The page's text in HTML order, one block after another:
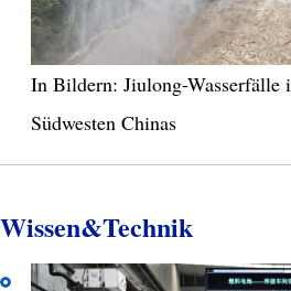
In Bildern: Jiulong-
Südwesten Chinas
Wissen&Technik